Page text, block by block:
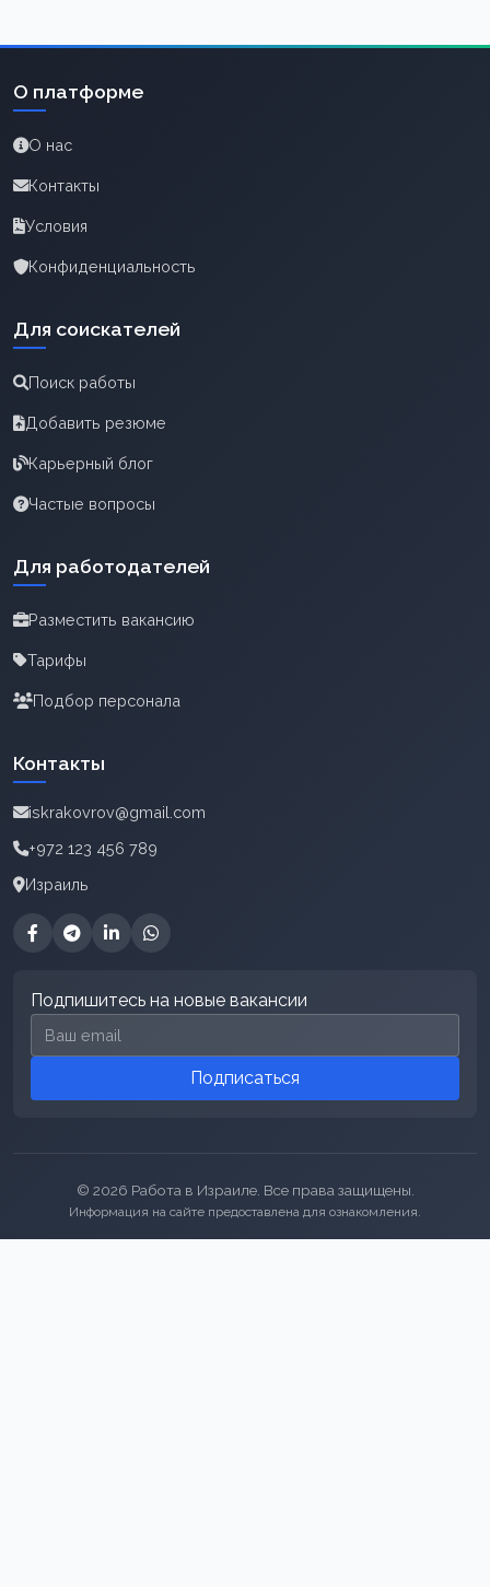
О платформе
О нас
Контакты
Условия
Конфиденциальность
Для соискателей
Поиск работы
Добавить резюме
Карьерный блог
Частые вопросы
Для работодателей
Разместить вакансию
Тарифы
Подбор персонала
Контакты
iskrakovrov@gmail.com
+972 123 456 789
Израиль
Подпишитесь на новые вакансии
Email для подписки
Подписаться
© 2026 Работа в Израиле. Все права защищены.
Информация на сайте предоставлена для ознакомления.